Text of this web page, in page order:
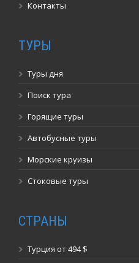
Контакты
ТУРЫ
Туры дня
Поиск тура
Горящие туры
Автобусные туры
Морские круизы
Стоковые туры
СТРАНЫ
Турция от 494 $